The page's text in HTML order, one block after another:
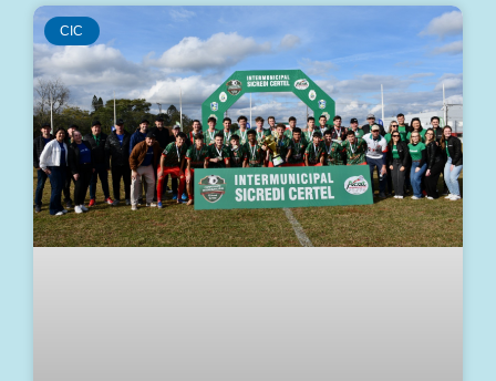
CIC